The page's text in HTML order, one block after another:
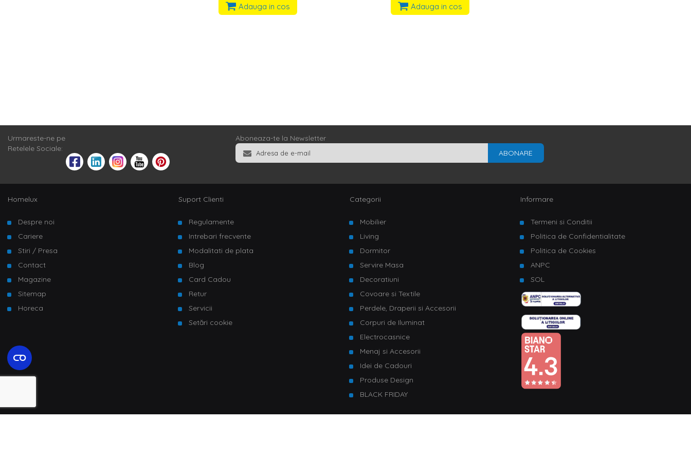
Adauga in cos Adauga in cos
Urmareste-ne pe
Retelele Sociale:
Aboneaza-te la Newsletter
ABONARE
Homelux
Despre noi
Cariere
Stiri / Presa
Contact
Magazine
Sitemap
Horeca
Suport Clienti
Regulamente
Intrebari frecvente
Modalitati de plata
Blog
Card Cadou
Retur
Servicii
Setări cookie
Categorii
Mobilier
Living
Dormitor
Servire Masa
Decoratiuni
Covoare si Textile
Perdele, Draperii si Accesorii
Corpuri de Iluminat
Electrocasnice
Menaj si Accesorii
Idei de Cadouri
Produse Design
BLACK FRIDAY
Informare
Termeni si Conditii
Politica de Confidentialitate
Politica de Cookies
ANPC
SOL